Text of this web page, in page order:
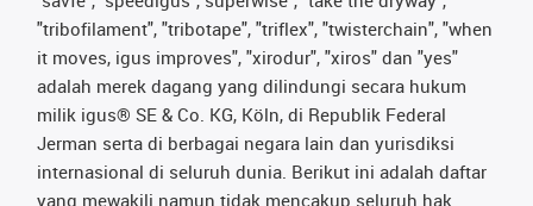
"tribofilament", "tribotape", "triflex", "twisterchain", "when
it moves, igus improves", "xirodur", "xiros" dan "yes"
adalah merek dagang yang dilindungi secara hukum
milik igus® SE & Co. KG, Köln, di Republik Federal
Jerman serta di berbagai negara lain dan yurisdiksi
internasional di seluruh dunia. Berikut ini adalah daftar
yang mewakili namun tidak mencakup seluruh hak